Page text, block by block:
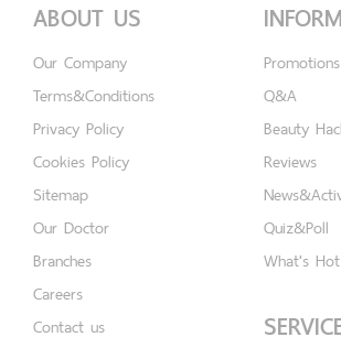
ABOUT US
Our Company
Terms&Conditions
Privacy Policy
Cookies Policy
Sitemap
Our Doctor
Branches
Careers
Contact us
Promotions
Q&A
Beauty
Reviews
Quiz&Poll
What's Hot